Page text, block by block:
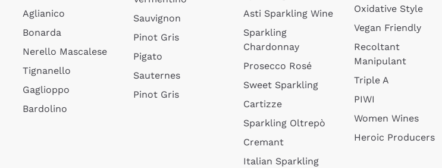
Aglianico
Bonarda
Nerello Mascalese
Tignanello
Gaglioppo
Bardolino
Sauvignon
Pinot Gris
Pigato
Sauternes
Pinot Gris
Asti Sparkling Wine
Sparkling
Chardonnay
Prosecco Rosé
Sweet Sparkling
Cartizze
Sparkling Oltrepò
Cremant
Italian Sparkling
Oxidative Style
Vegan Friendly
Recoltant
Manipulant
Triple A
PIWI
Women Wines
Heroic Producers